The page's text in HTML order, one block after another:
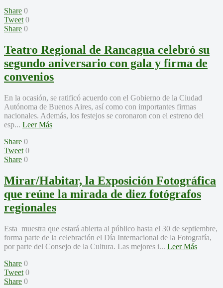
Share 0
Tweet 0
Share 0
Teatro Regional de Rancagua celebró su
segundo aniversario con gala y firma de
convenios
En la ocasión, se ratificó acuerdo con el Gobierno de la Ciudad
Autónoma de Buenos Aires, así como con importantes firmas
nacionales. Además, los festejos se coronaron con el estreno del
esp... Leer Más
Share 0
Tweet 0
Share 0
Mirar/Habitar, la Exposición Fotográfica
que reúne la mirada de diez fotógrafos
regionales
Esta muestra que estará abierta al público hasta el 30 de septiembre,
forma parte de la celebración el Día Internacional de la Fotografía,
por parte del Consejo de la Cultura. Las mejores i... Leer Más
Share 0
Tweet 0
Share 0